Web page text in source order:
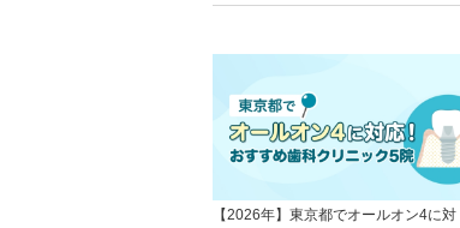
【2026年】東京都でオールオン4に対